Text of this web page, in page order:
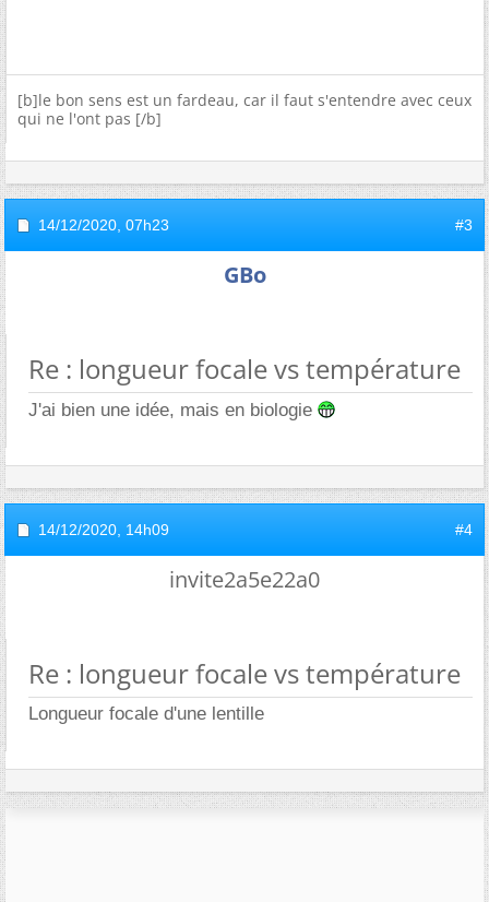
[b]le bon sens est un fardeau, car il faut s'entendre avec ceux
qui ne l'ont pas [/b]
14/12/2020, 07h23 #3
GBo
Re : longueur focale vs température
J'ai bien une idée, mais en biologie
14/12/2020, 14h09 #4
invite2a5e22a0
Re : longueur focale vs température
Longueur focale d'une lentille